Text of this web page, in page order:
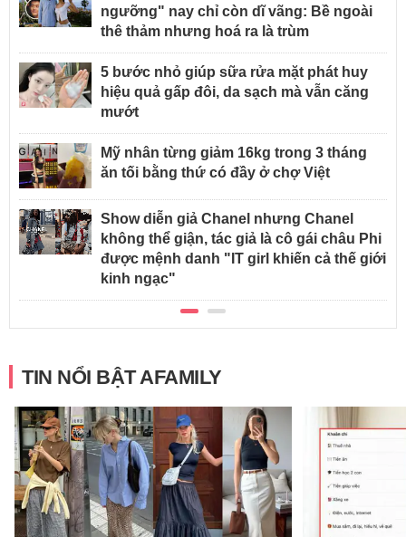
ngưỡng" nay chỉ còn dĩ vãng: Bề ngoài
thê thảm nhưng hoá ra là trùm
5 bước nhỏ giúp sữa rửa mặt phát huy
hiệu quả gấp đôi, da sạch mà vẫn căng
mướt
Mỹ nhân từng giảm 16kg trong 3 tháng
ăn tối bằng thứ có đầy ở chợ Việt
Show diễn giả Chanel nhưng Chanel
không thể giận, tác giả là cô gái châu Phi
được mệnh danh "IT girl khiến cả thế giới
kinh ngạc"
TIN NỔI BẬT AFAMILY